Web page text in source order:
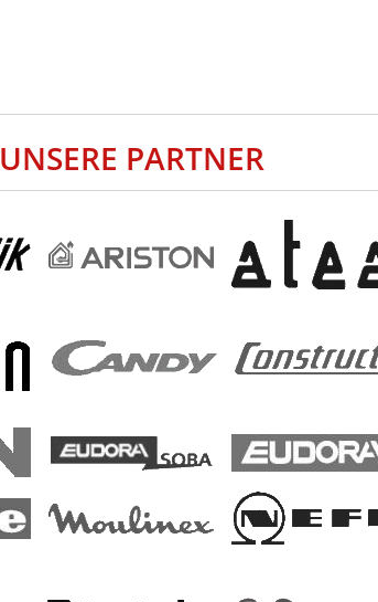
UNSERE PARTNER